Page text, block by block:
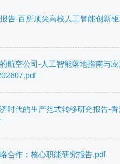
告-百所顶尖高校人工智能创新
航空公司-人工智能落地指南与
时代的生产范式转移研究报告-
合作：核心职能研究报告.pdf